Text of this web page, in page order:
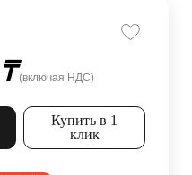
₸ (включая НДС)
Купить в 1
клик